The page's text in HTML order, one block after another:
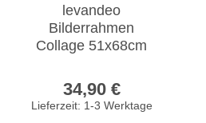
levandeo
Bilderrahmen
Collage 51x68cm
Eiche MDF Holz
Glasscheiben
34,90 €
Lieferzeit: 1-3 Werktage